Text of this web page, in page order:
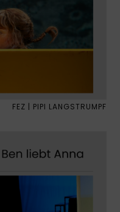
FEZ | PIPI LANGSTRUMPF